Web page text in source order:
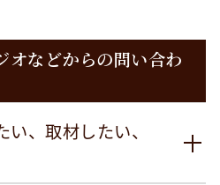
オなどからの問い合わ
、取材したい、